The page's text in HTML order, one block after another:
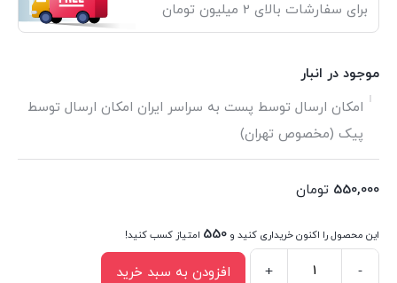
برای سفارشات بالای 2 میلیون تومان
موجود در انبار
امکان ارسال توسط پست به سراسر ایران امکان ارسال توسط
پیک (مخصوص تهران)
550,000 تومان
این محصول را اکنون خریداری کنید و 550 امتیاز کسب کنید!
-
+ افزودن به سبد خرید